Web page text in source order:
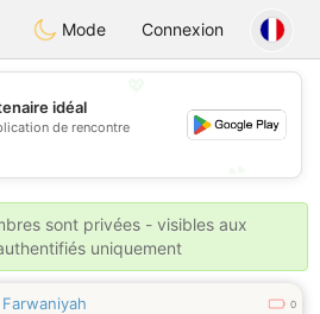
KuwaitChat
Mode Connexion
💕
idéal
de rencontre
sont privées - visibles aux
uniquement
Farwaniyah 0